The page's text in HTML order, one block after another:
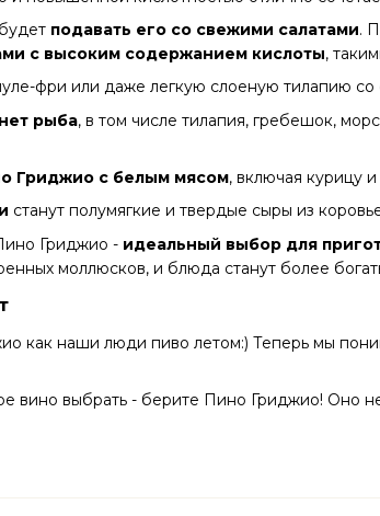
подавать его со свежими салатами.
с высоким содержанием кислоты,
фри или даже легкую слоеную тилапию
рыба, в том числе тилапия, гребешок,
Гриджио с белым мясом, включая курицу
станут полумягкие и твердые сыры из
Гриджио - идеальный выбор для
моллюсков, и блюда станут более
как наши люди пиво летом:) Теперь мы
вино выбрать - берите Пино Гриджио! Оно